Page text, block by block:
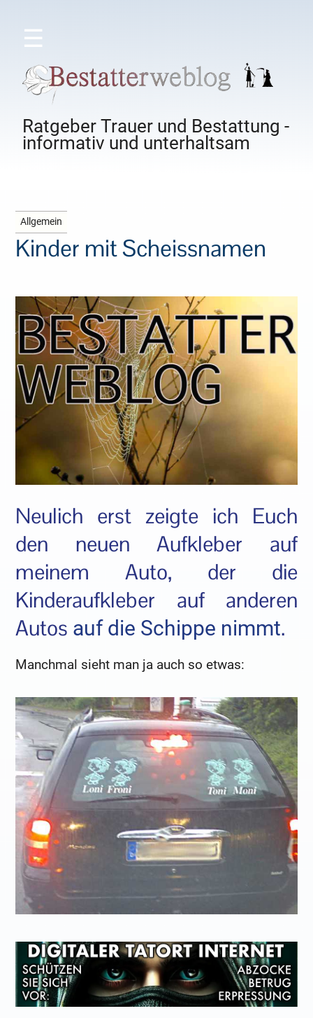
☰
Ratgeber Trauer und Bestattung -
informativ und unterhaltsam
Allgemein
Kinder mit Scheissnamen
Neulich erst zeigte ich Euch
den neuen Aufkleber auf
meinem Auto, der die
Kinderaufkleber auf anderen
Autos auf die Schippe nimmt.
Manchmal sieht man ja auch so etwas: